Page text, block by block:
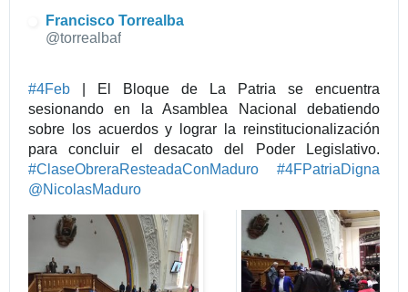
Francisco Torrealba
@torrealbaf
#4Feb | El Bloque de La Patria se encuentra
sesionando en la Asamblea Nacional debatiendo
sobre los acuerdos y lograr la reinstitucionalización
#ClaseObreraResteadaConMaduro #4FPatriaDigna
@NicolasMaduro